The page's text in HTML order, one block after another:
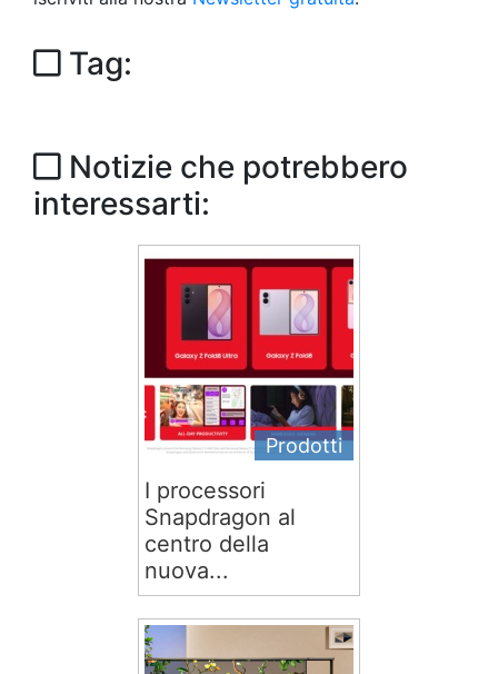
Tag:
Notizie che potrebbero
interessarti:
Prodotti
I processori
Snapdragon al
centro della
nuova...